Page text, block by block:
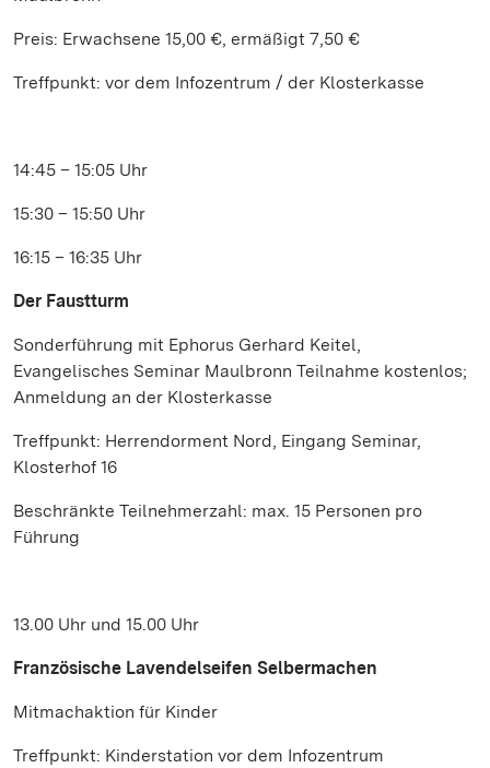
Preis: Erwachsene 15,00 €, ermäßigt 7,50 €
Treffpunkt: vor dem Infozentrum / der Klosterkasse
14:45 – 15:05 Uhr
15:30 – 15:50 Uhr
16:15 – 16:35 Uhr
Der Faustturm
Sonderführung mit Ephorus Gerhard Keitel,
Evangelisches Seminar Maulbronn Teilnahme kostenlos;
Anmeldung an der Klosterkasse
Treffpunkt: Herrendorment Nord, Eingang Seminar,
Klosterhof 16
Beschränkte Teilnehmerzahl: max. 15 Personen pro
Führung
13.00 Uhr und 15.00 Uhr
Französische Lavendelseifen Selbermachen
Mitmachaktion für Kinder
Treffpunkt: Kinderstation vor dem Infozentrum